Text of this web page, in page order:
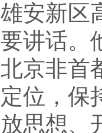
雄安新区
要讲话。
北京非首
定位，保
放思想、